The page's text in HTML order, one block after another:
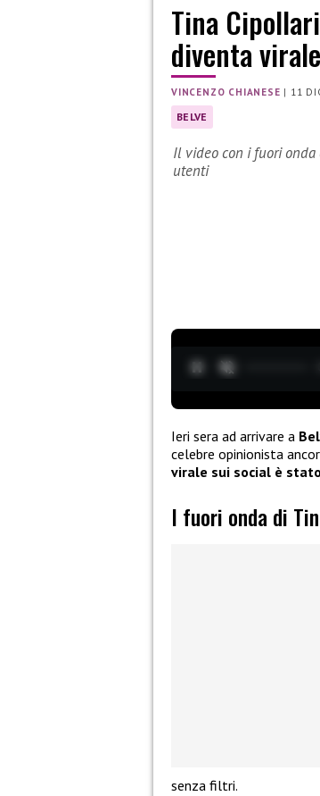
Tina
diventa virale
VINCENZO CHIANESE | 11
BELVE
Il video con i fuori
utenti
Ieri sera ad arrivare a
celebre opinionista
virale sui social è
I fuori onda di
senza filtri.